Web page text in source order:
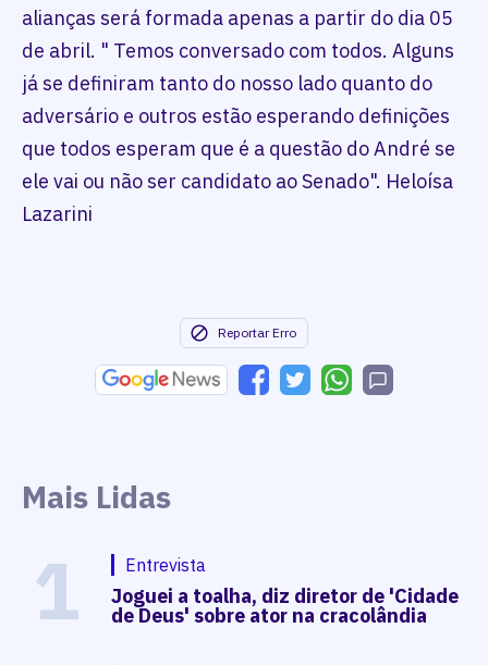
alianças será formada apenas a partir do dia 05
de abril. " Temos conversado com todos. Alguns
já se definiram tanto do nosso lado quanto do
adversário e outros estão esperando definições
que todos esperam que é a questão do André se
ele vai ou não ser candidato ao Senado". Heloísa
Lazarini
Reportar Erro
Mais Lidas
1 Entrevista
Joguei a toalha, diz diretor de 'Cidade
de Deus' sobre ator na cracolândia